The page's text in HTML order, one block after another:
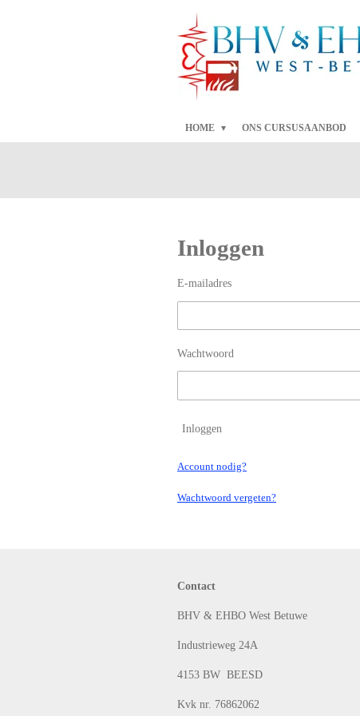
HOME ONS CURSUSAANBOD
Inloggen
E-mailadres
Wachtwoord
Inloggen
Account nodig?
Wachtwoord vergeten?
Contact
BHV & EHBO West Betuwe
Industrieweg 24A
4153 BW BEESD
Kvk nr. 76862062